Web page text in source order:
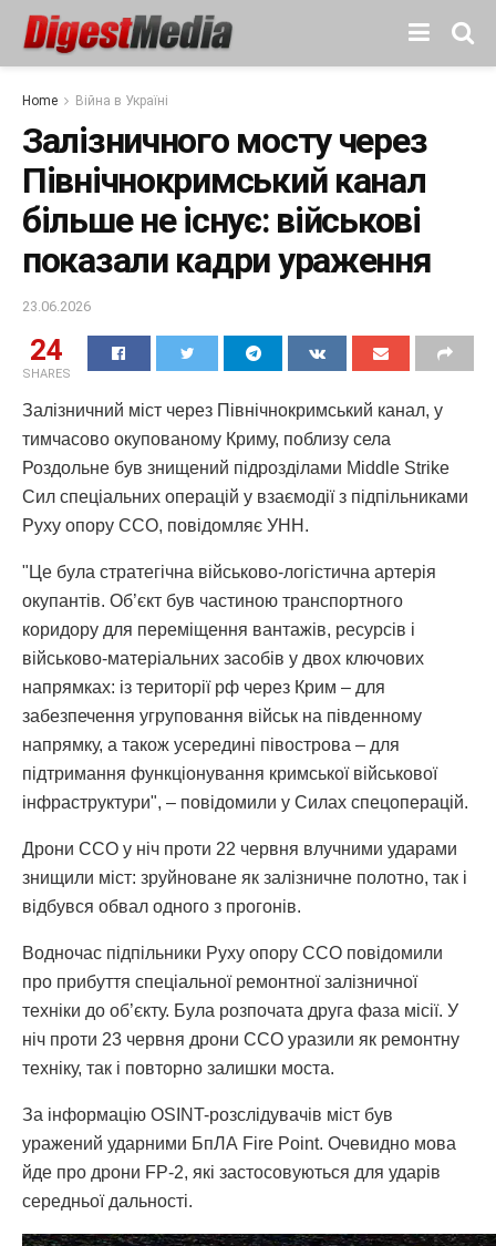
Home Війна в Україні
Залізничного мосту через
Північнокримський канал
більше не існує: військові
показали кадри ураження
23.06.2026
24
SHARES
Залізничний міст через Північнокримський канал, у
тимчасово окупованому Криму, поблизу села
Роздольне був знищений підрозділами Middle Strike
Cил спеціальних операцій у взаємодії з підпільниками
Руху опору ССО, повідомляє УНН.
"Це була стратегічна військово-логістична артерія
окупантів. Об’єкт був частиною транспортного
коридору для переміщення вантажів, ресурсів і
військово-матеріальних засобів у двох ключових
напрямках: із території рф через Крим – для
забезпечення угруповання військ на південному
напрямку, а також усередині півострова – для
підтримання функціонування кримської військової
інфраструктури", – повідомили у Силах спецоперацій.
Дрони ССО у ніч проти 22 червня влучними ударами
знищили міст: зруйноване як залізничне полотно, так і
відбувся обвал одного з прогонів.
Водночас підпільники Руху опору ССО повідомили
про прибуття спеціальної ремонтної залізничної
техніки до об’єкту. Була розпочата друга фаза місії. У
ніч проти 23 червня дрони ССО уразили як ремонтну
техніку, так і повторно залишки моста.
За інформацію OSINT-розслідувачів міст був
уражений ударними БпЛА Fire Point. Очевидно мова
йде про дрони FP-2, які застосовуються для ударів
середньої дальності.